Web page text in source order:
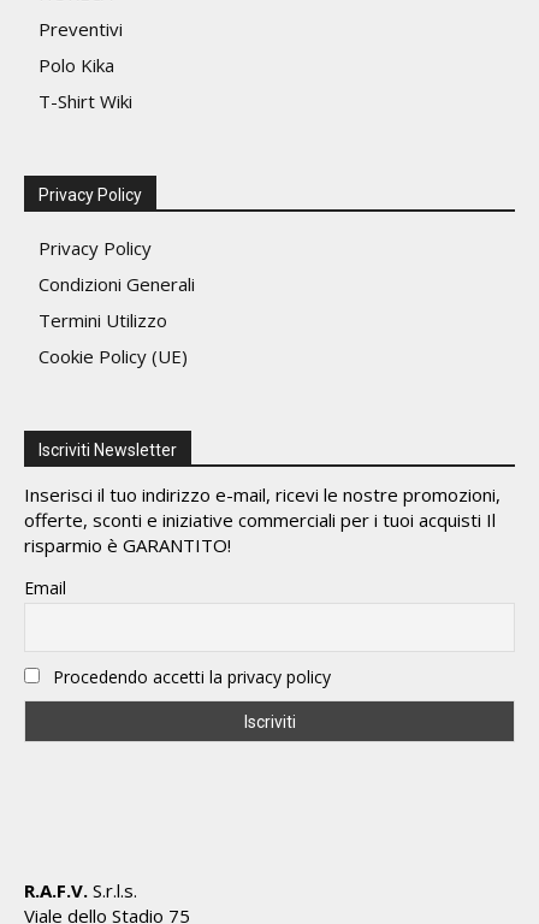
Preventivi
Polo Kika
T-Shirt Wiki
Privacy Policy
Privacy Policy
Condizioni Generali
Termini Utilizzo
Cookie Policy (UE)
Iscriviti Newsletter
Inserisci il tuo indirizzo e-mail, ricevi le nostre promozioni,
offerte, sconti e iniziative commerciali per i tuoi acquisti Il
risparmio è GARANTITO!
Email
Procedendo accetti la privacy policy
R.A.F.V. S.r.l.s.
Viale dello Stadio 75